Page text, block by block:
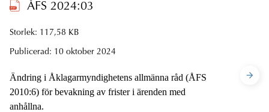
ÅFS 2024:03
Storlek: 117,58 KB
Publicerad: 10 oktober 2024
Ändring i Åklagarmyndighetens allmänna råd (ÅFS
2010:6) för bevakning av frister i ärenden med
anhållna.